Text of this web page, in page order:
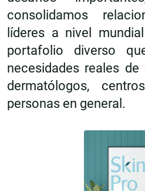
consolidamos
líderes a nivel
portafolio diverso
necesidades reales
dermatólogos,
personas en general.